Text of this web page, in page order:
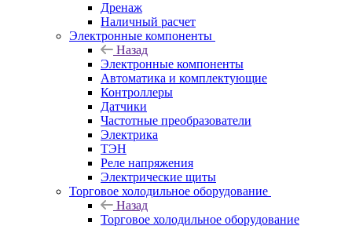
Дренаж
Наличный расчет
Электронные компоненты
Назад
Электронные компоненты
Автоматика и комплектующие
Контроллеры
Датчики
Частотные преобразователи
Электрика
ТЭН
Реле напряжения
Электрические щиты
Торговое холодильное оборудование
Назад
Торговое холодильное оборудование